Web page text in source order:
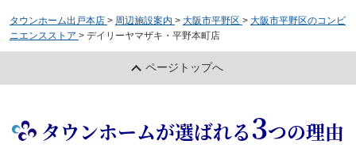
タウンホーム出戸本店 > 周辺施設案内 > 大阪市平野区 > 大阪市平野区のコンビ
ニエンスストア > デイリーヤマザキ・平野本町店
ページトップへ
タウンホームが選ばれる3つの理由